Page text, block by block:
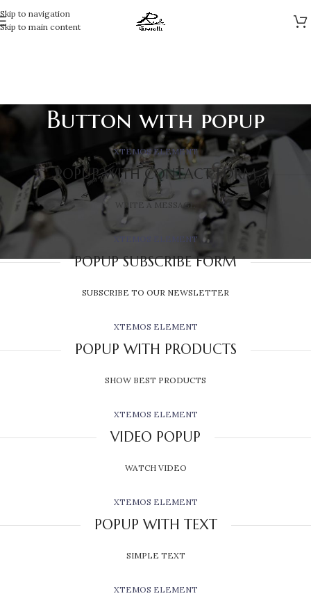
Skip to navigation
Skip to main content
Button with popup
XTEMOS ELEMENT
POPUP WITH CONTACT FORM
WRITE A MESSAGE
XTEMOS ELEMENT
POPUP SUBSCRIBE FORM
SUBSCRIBE TO OUR NEWSLETTER
XTEMOS ELEMENT
POPUP WITH PRODUCTS
SHOW BEST PRODUCTS
XTEMOS ELEMENT
VIDEO POPUP
WATCH VIDEO
XTEMOS ELEMENT
POPUP WITH TEXT
SIMPLE TEXT
XTEMOS ELEMENT